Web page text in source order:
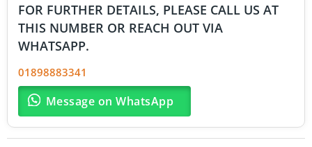
FOR FURTHER DETAILS, PLEASE CALL US AT
THIS NUMBER OR REACH OUT VIA
WHATSAPP.
01898883341
Message on WhatsApp